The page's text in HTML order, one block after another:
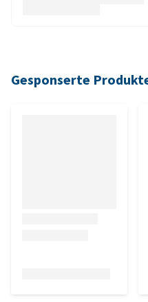
Gesponserte